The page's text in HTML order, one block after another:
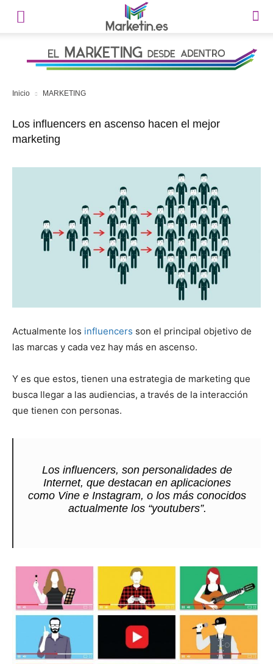
Inicio MARKETING
Los influencers en ascenso hacen el mejor
marketing
Actualmente los influencers son el principal objetivo de
las marcas y cada vez hay más en ascenso.
Y es que estos, tienen una estrategia de marketing que
busca llegar a las audiencias, a través de la interacción
que tienen con personas.
Los influencers, son personalidades de
Internet, que destacan en aplicaciones
como Vine e Instagram, o los más conocidos
actualmente los“youtubers”.